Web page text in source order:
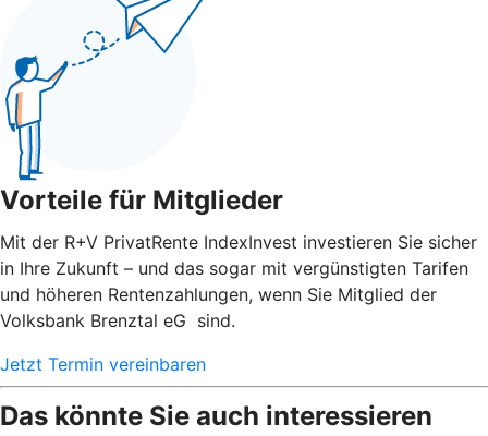
Vorteile für Mitglieder
Mit der R+V PrivatRente IndexInvest investieren Sie sicher
in Ihre Zukunft – und das sogar mit vergünstigten Tarifen
und höheren Rentenzahlungen, wenn Sie Mitglied der
Volksbank Brenztal eG sind.
Jetzt Termin vereinbaren
Das könnte Sie auch interessieren